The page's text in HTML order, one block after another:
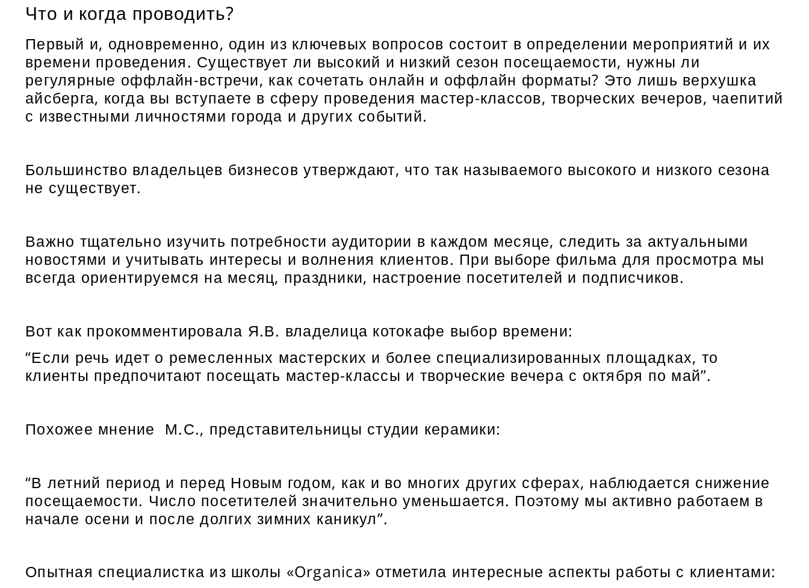
Что и когда проводить?
Первый и, одновременно, один из ключевых вопросов состоит в определении мероприятий и их
времени проведения. Существует ли высокий и низкий сезон посещаемости, нужны ли
регулярные оффлайн-встречи, как сочетать онлайн и оффлайн форматы? Это лишь верхушка
айсберга, когда вы вступаете в сферу проведения мастер-классов, творческих вечеров, чаепитий
с известными личностями города и других событий.
Большинство владельцев бизнесов утверждают, что так называемого высокого и низкого сезона
не существует.
Важно тщательно изучить потребности аудитории в каждом месяце, следить за актуальными
новостями и учитывать интересы и волнения клиентов. При выборе фильма для просмотра мы
всегда ориентируемся на месяц, праздники, настроение посетителей и подписчиков.
Вот как прокомментировала Я.В. владелица котокафе выбор времени:
“Если речь идет о ремесленных мастерских и более специализированных площадках, то
клиенты предпочитают посещать мастер-классы и творческие вечера с октября по май”.
Похожее мнение М.С., представительницы студии керамики:
“В летний период и перед Новым годом, как и во многих других сферах, наблюдается снижение
посещаемости. Число посетителей значительно уменьшается. Поэтому мы активно работаем в
начале осени и после долгих зимних каникул”.
Опытная специалистка из школы «Organica» отметила интересные аспекты работы с клиентами: